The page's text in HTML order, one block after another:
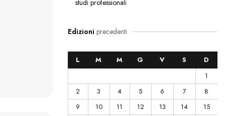
studi professionali
Edizioni precedenti
L M M G V S
D
1
2
3 4 5 6 7
8
9
10 11 12 13 14
15